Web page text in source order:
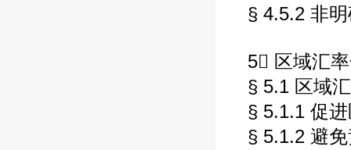
§ 4.5.2 非
5 区域汇
§ 5.1 区域
§ 5.1.1 促
§ 5.1.2 避